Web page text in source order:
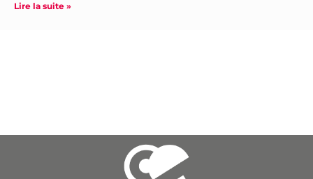
Lire la suite »